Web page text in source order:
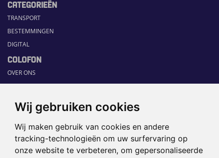
Wij gebruiken cookies
Wij maken gebruik van cookies en andere
tracking-technologieën om uw surfervaring op
onze website te verbeteren, om gepersonaliseerde
CATEGORIEËN
TRANSPORT
BESTEMMINGEN
DIGITAL
COLOFON
OVER ONS
COMMUNICATION PLATFORM
RUBRIEKEN
HOME
SECTORGIDS
JOBS